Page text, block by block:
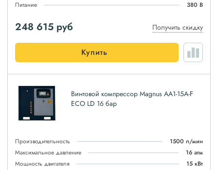
Питание
380 В
248 615 руб Получить скидку
Купить
Винтовой компрессор Magnus АА1-15A-F
ЕСО LD 16 бар
Производительность
1500 л/мин
Максимальное давление
16 атм
Мощность двигателя
15 кВт